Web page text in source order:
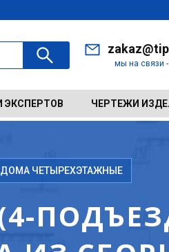
мы на связи
ЭКСПЕРТОВ ЧЕРТЕЖИ
ДОМА ЧЕТЫРЕХЭТАЖНЫЕ